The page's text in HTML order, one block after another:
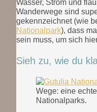
Wanderwege sind
gekennzeichnet (wie
Nationalpark), dass
sein muss, um sich
Sieh zu, wie du
Wege: eine
Nationalparks.